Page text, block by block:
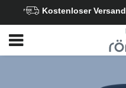
Hauptinhalt
springen
Kostenloser Versand